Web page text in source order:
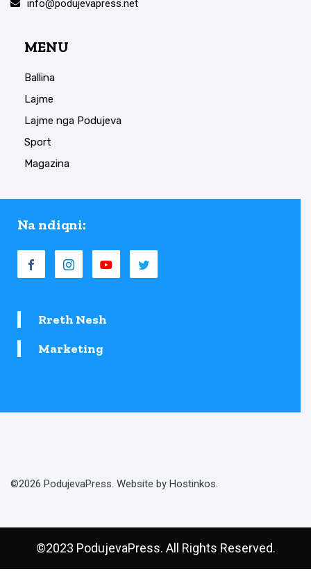
info@podujevapress.net
MENU
Ballina
Lajme
Lajme nga Podujeva
Sport
Magazina
Na ndiqni:
Rreth Nesh
Marketing
©2026 PodujevaPress. Website by Hostinkos.
©2023 PodujevaPress. All Rights Reserved.